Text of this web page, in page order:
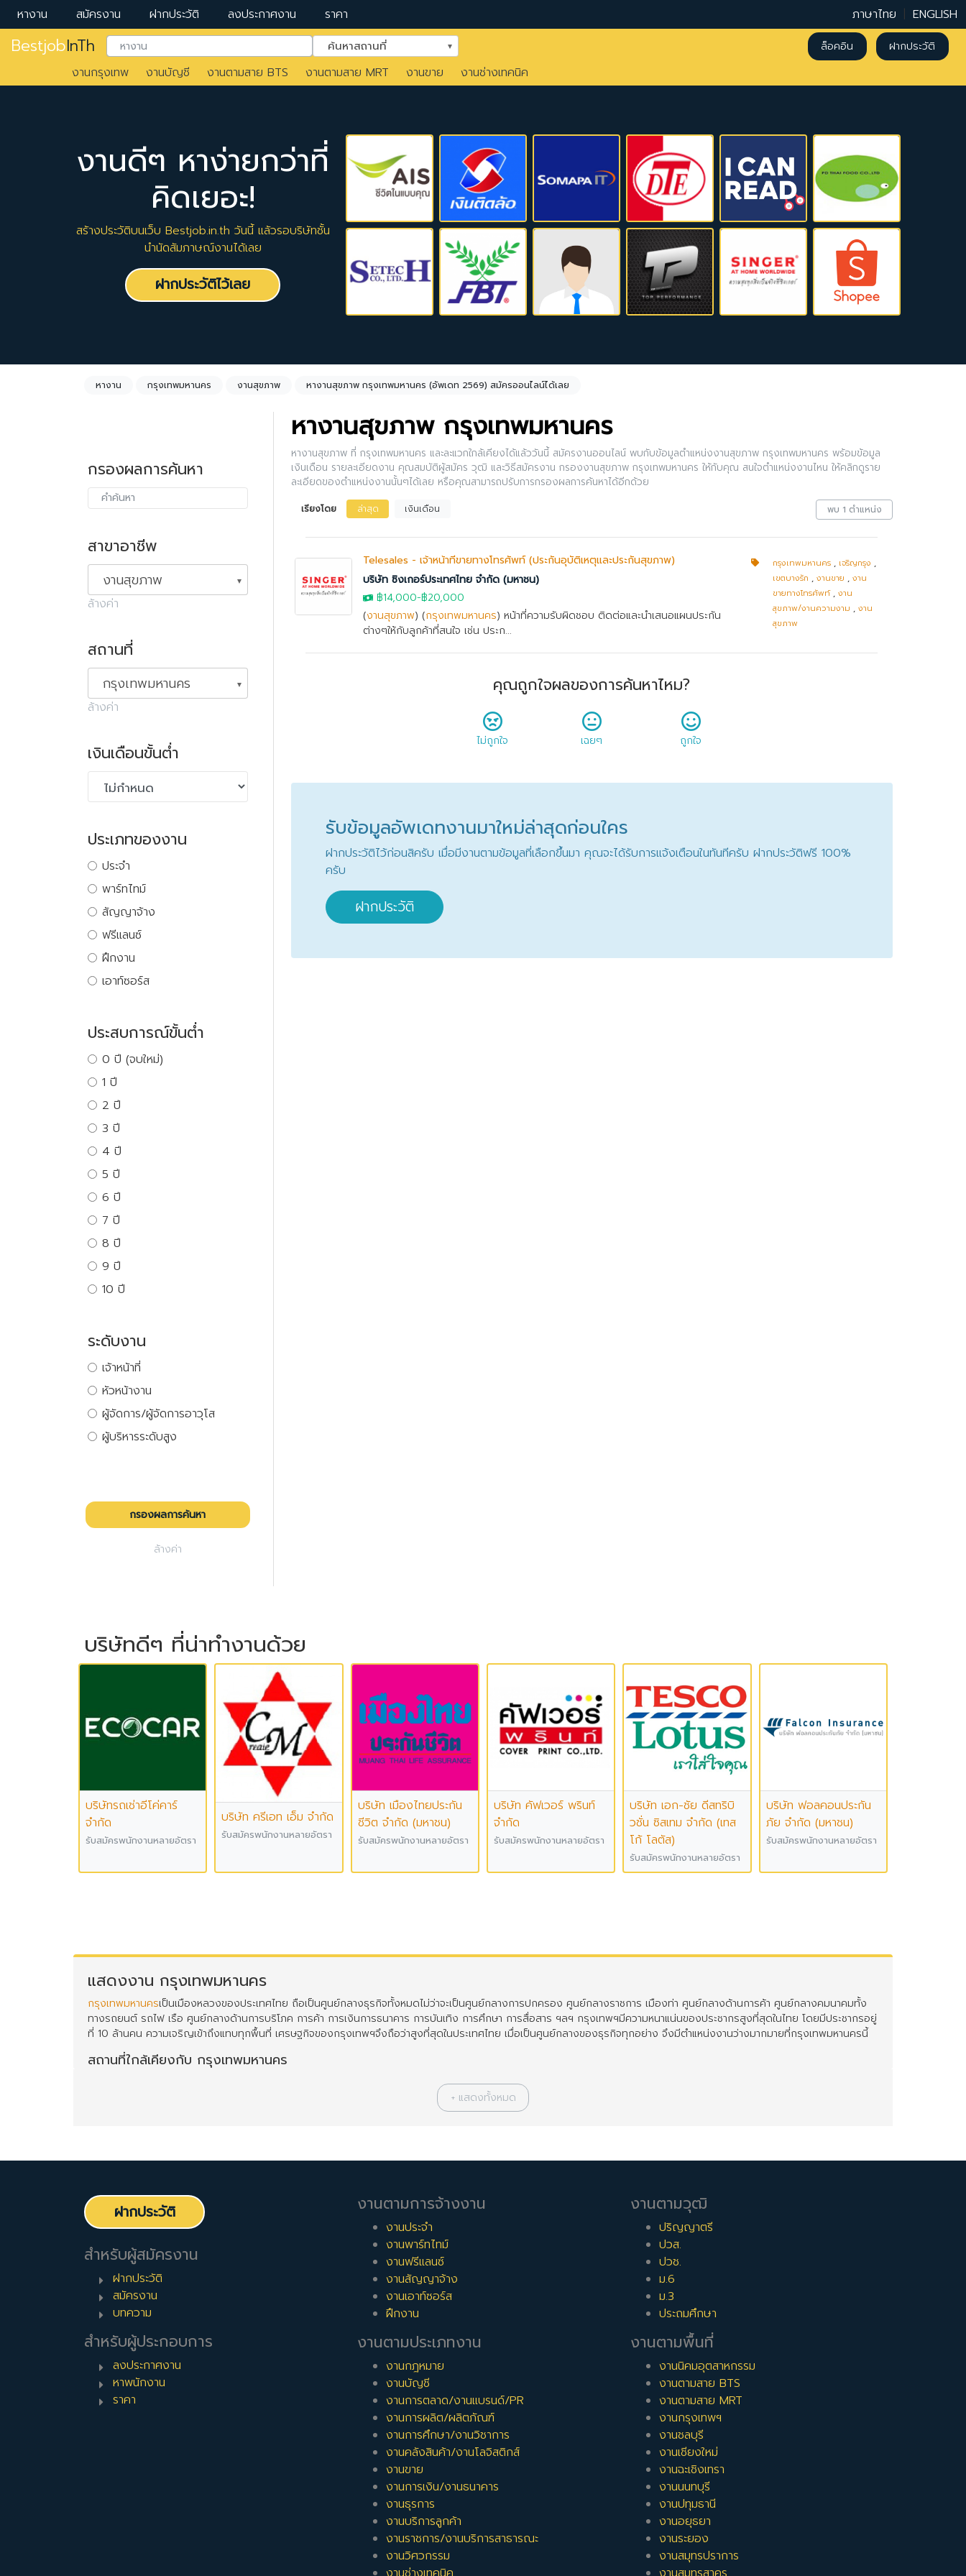
หางาน สมัครงาน ฝากประวัติ ลงประกาศงาน ราคา ภาษาไทย ENGLISH
BestjobInTh ค้นหาสถานที่ ล็อคอิน ฝากประวัติ
งานกรุงเทพ งานบัญชี งานตามสาย BTS งานตามสาย MRT งานขาย งานช่างเทคนิค
งานดีๆ หาง่ายกว่าที่
คิดเยอะ!
สร้างประวัติบนเว็บ Bestjob.in.th วันนี้ แล้วรอบริษัทชั้น
นำนัดสัมภาษณ์งานได้เลย
ฝากประวัติไว้เลย
หางาน กรุงเทพมหานคร งานสุขภาพ หางานสุขภาพ กรุงเทพมหานคร (อัพเดท 2569) สมัครออนไลน์ได้เลย
หางานสุขภาพ กรุงเทพมหานคร
หางานสุขภาพ ที่ กรุงเทพมหานคร และละแวกใกล้เคียงได้แล้ววันนี้ สมัครงานออนไลน์ พบกับข้อมูลตำแหน่งงานสุขภาพ กรุงเทพมหานคร พร้อมข้อมูล
เงินเดือน รายละเอียดงาน คุณสมบัติผู้สมัคร วุฒิ และวิธีสมัครงาน กรองงานสุขภาพ กรุงเทพมหานคร ให้กับคุณ สนใจตำแหน่งงานไหน ให้คลิกดูราย
ละเอียดของตำแหน่งงานนั้นๆได้เลย หรือคุณสามารถปรับการกรองผลการค้นหาได้อีกด้วย
เรียงโดย ล่าสุด เงินเดือน พบ 1 ตำแหน่ง
Telesales - เจ้าหน้าที่ขายทางโทรศัพท์ (ประกันอุบัติเหตุและประกันสุขภาพ)
บริษัท ซิงเกอร์ประเทศไทย จำกัด (มหาชน)
฿14,000-฿20,000
(งานสุขภาพ) (กรุงเทพมหานคร) หน้าที่ความรับผิดชอบ ติดต่อและนำเสนอแผนประกัน
ต่างๆให้กับลูกค้าที่สนใจ เช่น ประก...
กรุงเทพมหานคร , เจริญกรุง ,
เขตบางรัก ,งานขาย ,งาน
ขายทางโทรศัพท์,งาน
สุขภาพ/งานความงาม ,งาน
สุขภาพ
คุณถูกใจผลของการค้นหาไหม?
ไม่ถูกใจ เฉยๆ ถูกใจ
รับข้อมูลอัพเดทงานมาใหม่ล่าสุดก่อนใคร
ฝากประวัติไว้ก่อนสิครับ เมื่อมีงานตามข้อมูลที่เลือกขึ้นมา คุณจะได้รับการแจ้งเตือนในทันทีครับ ฝากประวัติฟรี 100%
ครับ
ฝากประวัติ
กรองผลการค้นหา
สาขาอาชีพ
งานสุขภาพ
ล้างค่า
สถานที่
กรุงเทพมหานคร
ล้างค่า
เงินเดือนขั้นต่ำ
ประเภทของงาน
ประจำ
พาร์ทไทม์
สัญญาจ้าง
ฟรีแลนซ์
ฝึกงาน
เอาท์ซอร์ส
ประสบการณ์ขั้นต่ำ
0 ปี (จบใหม่)
1 ปี
2 ปี
3 ปี
4 ปี
5 ปี
6 ปี
7 ปี
8 ปี
9 ปี
10 ปี
ระดับงาน
เจ้าหน้าที่
หัวหน้างาน
ผู้จัดการ/ผู้จัดการอาวุโส
ผู้บริหารระดับสูง
บริษัทดีๆ ที่น่าทำงานด้วย
บริษัทรถเช่าอีโค่คาร์
จำกัด
รับสมัครพนักงานหลายอัตรา
บริษัท ครีเอท เอ็ม จำกัด
รับสมัครพนักงานหลายอัตรา
บริษัท เมืองไทยประกัน
ชีวิต จำกัด (มหาชน)
รับสมัครพนักงานหลายอัตรา
บริษัท คัฟเวอร์ พรินท์
จำกัด
รับสมัครพนักงานหลายอัตรา
บริษัท เอก-ชัย ดีสทริบิ
วชั่น ซิสเทม จำกัด (เทส
โก้ โลตัส)
รับสมัครพนักงานหลายอัตรา
บริษัท ฟอลคอนประกัน
ภัย จำกัด (มหาชน)
รับสมัครพนักงานหลายอัตรา
แสดงงาน กรุงเทพมหานคร
กรุงเทพมหานครเป็นเมืองหลวงของประเทศไทย ถือเป็นศูนย์กลางธุรกิจทั้งหมดไม่ว่าจะเป็นศูนย์กลางการปกครอง ศูนย์กลางราชการ เมืองท่า ศูนย์กลางด้านการค้า ศูนย์กลางคมนาคมทั้ง
ทางรถยนต์ รถไฟ เรือ ศูนย์กลางด้านการบริโภค การค้า การเงินการธนาคาร การบันเทิง การศึกษา การสื่อสาร ฯลฯ กรุงเทพฯมีความหนาแน่นของประชากรสูงที่สุดในไทย โดยมีประชากรอยู่
ที่ 10 ล้านคน ความเจริญเข้าถึงแทบทุกพื้นที่ เศรษฐกิจของกรุงเทพฯจึงถือว่าสูงที่สุดในประเทศไทย เมื่อเป็นศูนย์กลางของธุรกิจทุกอย่าง จึงมีตำแหน่งงานว่างมากมายที่กรุงเทพมหานครนี้
สถานที่ใกล้เคียงกับ กรุงเทพมหานคร
นอกจาก กรุงเทพมหานคร แล้ว คุณสามารถกรองผลการค้นหาได้ด้วยสถานที่ใกล้เคียงต่อไปนี้:ศูนย์กลางธุรกิจ CBD
ฝากประวัติ
สำหรับผู้สมัครงาน
ฝากประวัติ
สมัครงาน
บทความ
สำหรับผู้ประกอบการ
ลงประกาศงาน
หาพนักงาน
ราคา
งานตามการจ้างงาน
งานประจำ
งานพาร์ทไทม์
งานฟรีแลนซ์
งานสัญญาจ้าง
งานเอาท์ซอร์ส
ฝึกงาน
งานตามประเภทงาน
งานกฎหมาย
งานบัญชี
งานการตลาด/งานแบรนด์/PR
งานการผลิต/ผลิตภัณฑ์
งานการศึกษา/งานวิชาการ
งานคลังสินค้า/งานโลจิสติกส์
งานขาย
งานการเงิน/งานธนาคาร
งานธุรการ
งานบริการลูกค้า
งานราชการ/งานบริการสาธารณะ
งานวิศวกรรม
งานตามวุฒิ
ปริญญาตรี
ปวส.
ปวช.
ม.6
ม.3
ประถมศึกษา
งานตามพื้นที่
งานนิคมอุตสาหกรรม
งานตามสาย BTS
งานตามสาย MRT
งานกรุงเทพฯ
งานชลบุรี
งานเชียงใหม่
งานฉะเชิงเทรา
งานนนทบุรี
งานปทุมธานี
งานอยุธยา
งานระยอง
งานสมุทรปราการ